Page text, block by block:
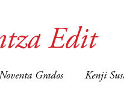
Edit
Grados Kenji